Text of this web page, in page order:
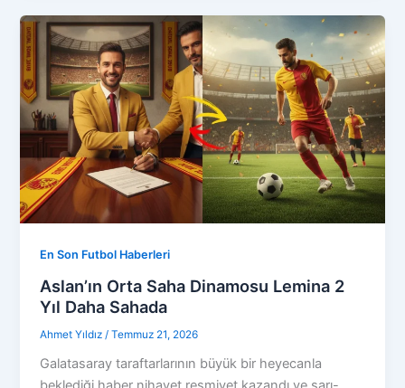
En Son Futbol Haberleri
Aslan’ın Orta Saha Dinamosu Lemina 2
Yıl Daha Sahada
Ahmet Yıldız /Temmuz 21, 2026
Galatasaray taraftarlarının büyük bir heyecanla